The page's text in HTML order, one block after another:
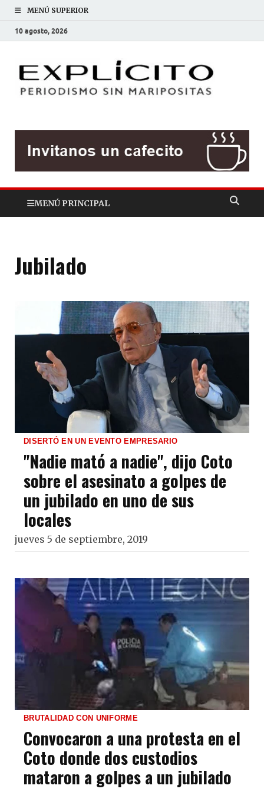
MENÚ SUPERIOR
10 agosto, 2026
MENÚ PRINCIPAL
Jubilado
DISERTÓ EN UN EVENTO EMPRESARIO
"Nadie mató a nadie", dijo Coto
sobre el asesinato a golpes de
un jubilado en uno de sus
locales
jueves 5 de septiembre, 2019
BRUTALIDAD CON UNIFORME
Convocaron a una protesta en el
Coto donde dos custodios
mataron a golpes a un jubilado